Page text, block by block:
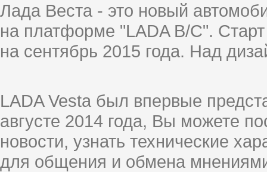
Лада Веста - это новый
на платформе "LADA B/C".
на сентябрь 2015 года. Над
LADA Vesta был впервые
августе 2014 года, Вы можете
новости, узнать технические
для общения и обмена